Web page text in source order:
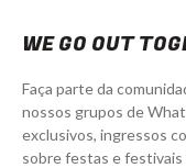
WE GO OUT
Faça parte da
nossos grupos de
exclusivos, ingressos
sobre festas e festivais